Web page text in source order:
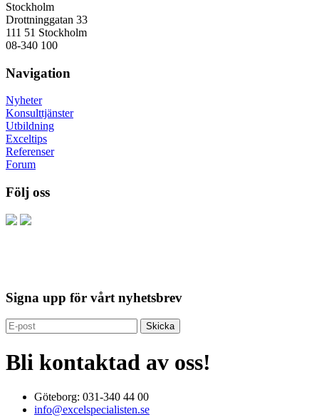
Stockholm
Drottninggatan 33
111 51 Stockholm
08-340 100
Navigation
Nyheter
Konsulttjänster
Utbildning
Exceltips
Referenser
Forum
Följ oss
Signa upp för vårt nyhetsbrev
Bli kontaktad av oss!
Göteborg: 031-340 44 00
info@excelspecialisten.se